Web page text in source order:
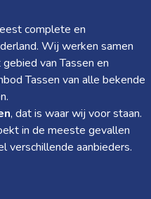
complete en
Wij werken samen
van Tassen en
Tassen van alle bekende
, dat is waar wij voor staan.
in de meeste gevallen
verschillende aanbieders.